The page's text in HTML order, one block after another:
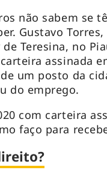
não sabem se
Gustavo Torres,
Teresina, no
assinada
um posto da
do emprego.
com carteira
faço para